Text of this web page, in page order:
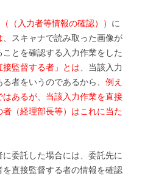
（入力者等情報の確認）） に
、スキャナで読み取った画像が
とを確認する入力作業をした
接監督する者」とは 、当該入力
者をいうのであるから、 例え
あるが、当該入力作業を直接
（経理部長等）はこれに当た
委託した場合には、委託先に
直接監督する者の情報を確認